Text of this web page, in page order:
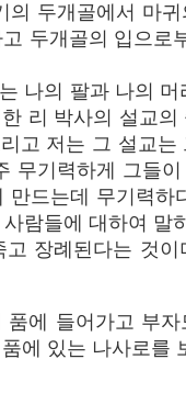
두개골에서 마
두개골의 입으로
나의 팔과 나의
리 박사의 설교의
고 저는 그 설교
기력하게 그들
드는데 무기력하
람들에 대하여 말
장례된다는 것
에 들어가고 부
에 있는 나사로를